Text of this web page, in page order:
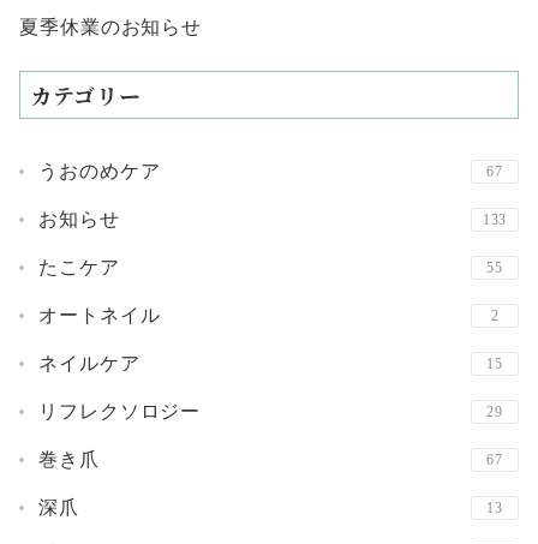
夏季休業のお知らせ
カテゴリー
うおのめケア 67
お知らせ 133
たこケア 55
オートネイル 2
ネイルケア 15
リフレクソロジー 29
巻き爪 67
深爪 13